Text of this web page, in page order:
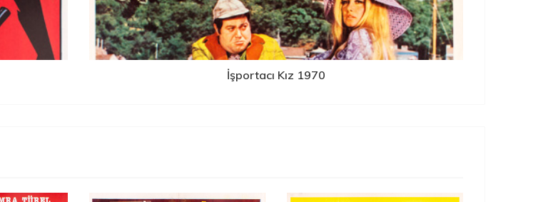
İşportacı Kız 1970